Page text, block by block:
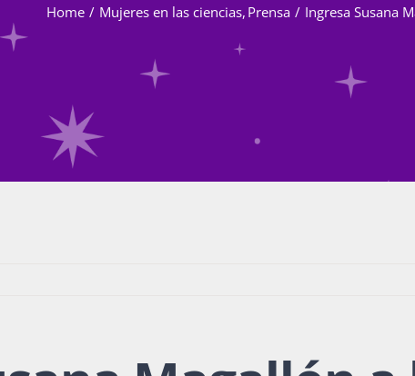
Home Mujeres en las ciencias Prensa Ingresa Susana